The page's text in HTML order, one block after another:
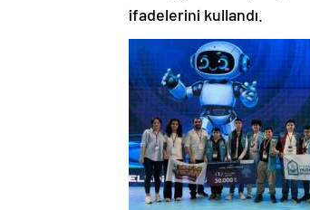
ifadelerini kullandı.